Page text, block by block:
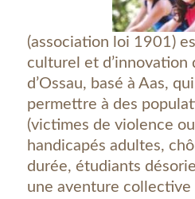
(association loi 1901)
culturel et d’innovation
d’Ossau, basé à Aas,
permettre à des
(victimes de violence
handicapés adultes,
durée, étudiants
une aventure